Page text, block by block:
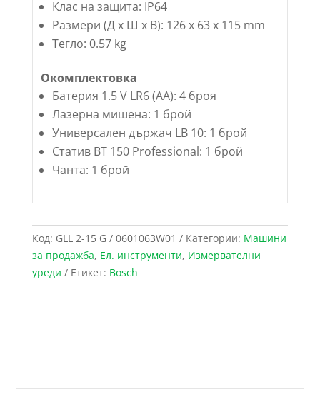
Клас на защита: IP64
Размери (Д х Ш х В): 126 x 63 x 115 mm
Тегло: 0.57 kg
Окомплектовка
Батерия 1.5 V LR6 (AA): 4 броя
Лазерна мишена: 1 брой
Универсален държач LB 10: 1 брой
Статив BT 150 Professional: 1 брой
Чанта: 1 брой
Код: GLL 2-15 G / 0601063W01 Категории: Maшини
за продажба, Ел. инструменти, Измервателни
уреди
Етикет: Bosch